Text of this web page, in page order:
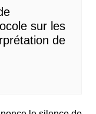
sur les
de